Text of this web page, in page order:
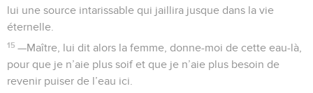
lui une source intarissable qui jaillira jusque dans la vie
éternelle.
15 —Maître, lui dit alors la femme, donne-moi de cette eau-là,
pour que je n’aie plus soif et que je n’aie plus besoin de
revenir puiser de l’eau ici.